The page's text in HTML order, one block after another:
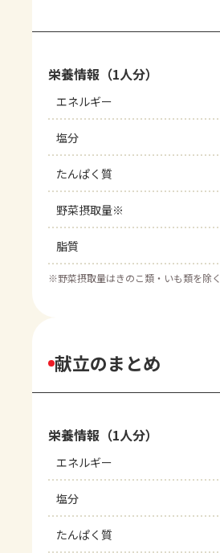
栄養情報（1人分）
エネルギー
塩分
たんぱく質
野菜摂取量※
脂質
※野菜摂取量はきのこ類・いも類を除く
献立のまとめ
栄養情報（1人分）
エネルギー
塩分
たんぱく質